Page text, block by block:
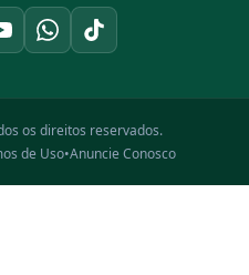
os direitos reservados.
de Uso•Anuncie Conosco